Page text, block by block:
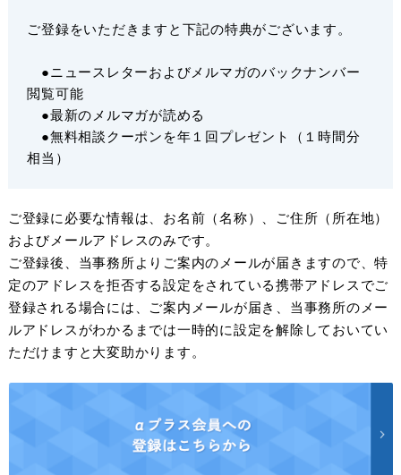
ご登録をいただきますと下記の特典がございます。
●ニュースレターおよびメルマガのバックナンバー
閲覧可能
●最新のメルマガが読める
●無料相談クーポンを年１回プレゼント（１時間分
相当）
ご登録に必要な情報は、お名前（名称）、ご住所（所在地）
およびメールアドレスのみです。
ご登録後、当事務所よりご案内のメールが届きますので、特
定のアドレスを拒否する設定をされている携帯アドレスでご
登録される場合には、ご案内メールが届き、当事務所のメー
ルアドレスがわかるまでは一時的に設定を解除しておいてい
ただけますと大変助かります。